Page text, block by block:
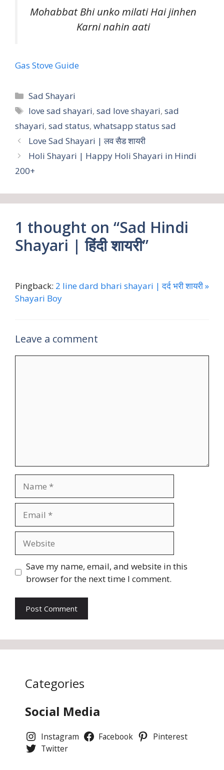
Mohabbat Bhi unko milati Hai jinhen
Karni nahin aati
Gas Stove Guide
Categories
Sad Shayari
Tags
love sad shayari,sad love shayari,sad
shayari, sad status, whatsapp status sad
Love Sad Shayari | लव सैड शायरी
Holi Shayari | Happy Holi Shayari in Hindi
200+
1 thought on “Sad Hindi
Shayari | हिंदी शायरी”
Pingback: 2 line dard bhari shayari | दर्द भरी शायरी »
Shayari Boy
Leave a comment
Save my name, email, and website in this
browser for the next time I comment.
Categories
Social Media
Instagram Facebook
Pinterest
Twitter